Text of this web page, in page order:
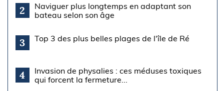
2
Naviguer plus longtemps en adaptant son
bateau selon son âge
3 Top 3 des plus belles plages de l'île de Ré
4
Invasion de physalies : ces méduses toxiques
qui forcent la fermeture...